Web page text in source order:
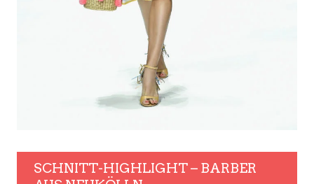
SCHNITT-HIGHLIGHT – BARBER